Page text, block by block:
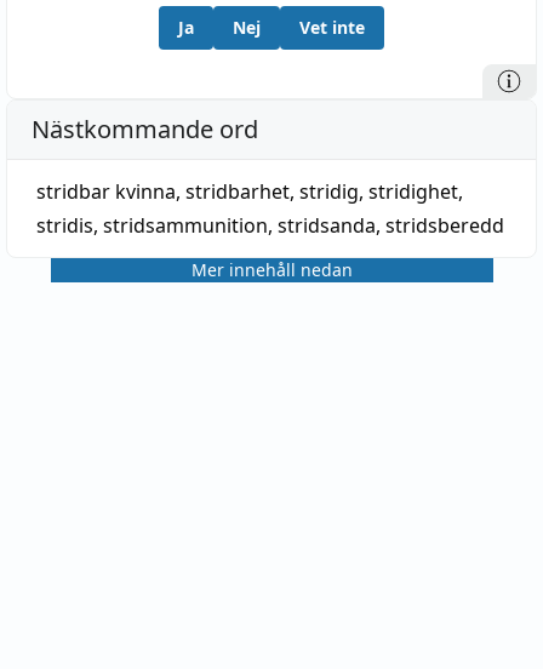
Ja Nej Vet inte
Nästkommande ord
stridbar kvinna, stridbarhet, stridig, stridighet,
stridis, stridsammunition, stridsanda, stridsberedd
Mer innehåll nedan